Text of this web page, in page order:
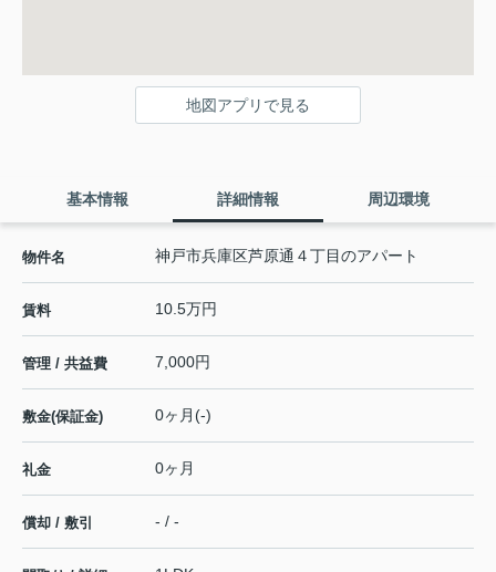
地図アプリで見る
基本情報 詳細情報 周辺環境
物件名 神戸市兵庫区芦原通４丁目のアパート
賃料 10.5万円
管理 / 共益費 7,000円
敷金(保証金) 0ヶ月(-)
礼金 0ヶ月
償却 / 敷引 - / -